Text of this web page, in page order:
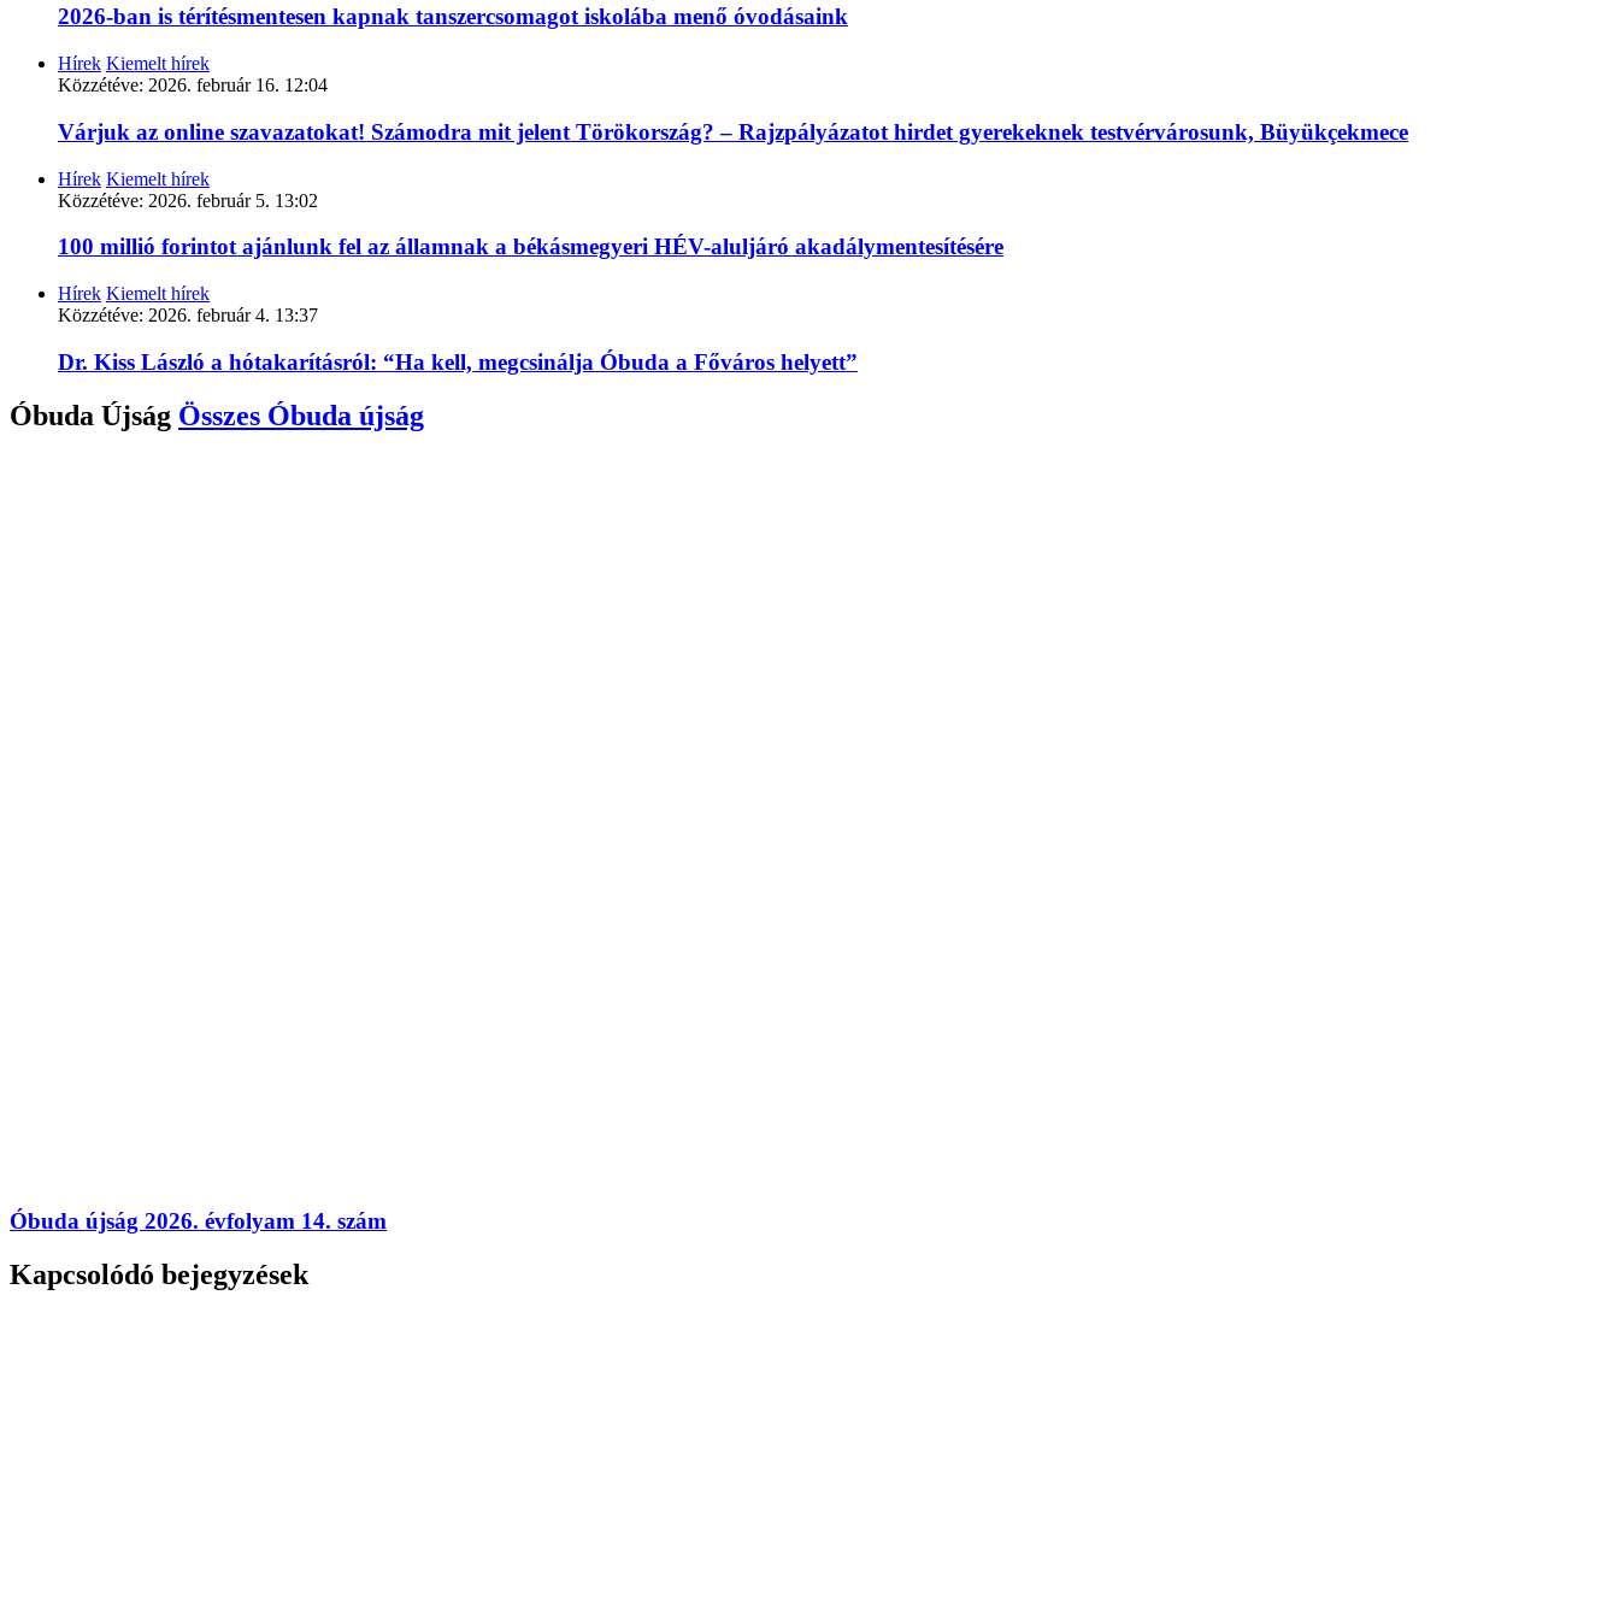
2026-ban is térítésmentesen kapnak tanszercsomagot iskolába menő óvodásaink
Hírek Kiemelt hírek
Közzétéve: 2026. február 16. 12:04
Várjuk az online szavazatokat! Számodra mit jelent Törökország? – Rajzpályázatot hirdet gyerekeknek testvérvárosunk, Büyükçekmece
Hírek Kiemelt hírek
Közzétéve: 2026. február 5. 13:02
100 millió forintot ajánlunk fel az államnak a békásmegyeri HÉV-aluljáró akadálymentesítésére
Hírek Kiemelt hírek
Közzétéve: 2026. február 4. 13:37
Dr. Kiss László a hótakarításról: “Ha kell, megcsinálja Óbuda a Főváros helyett”
Óbuda Újság Összes Óbuda újság
Óbuda újság 2026. évfolyam 14. szám
Kapcsolódó bejegyzések